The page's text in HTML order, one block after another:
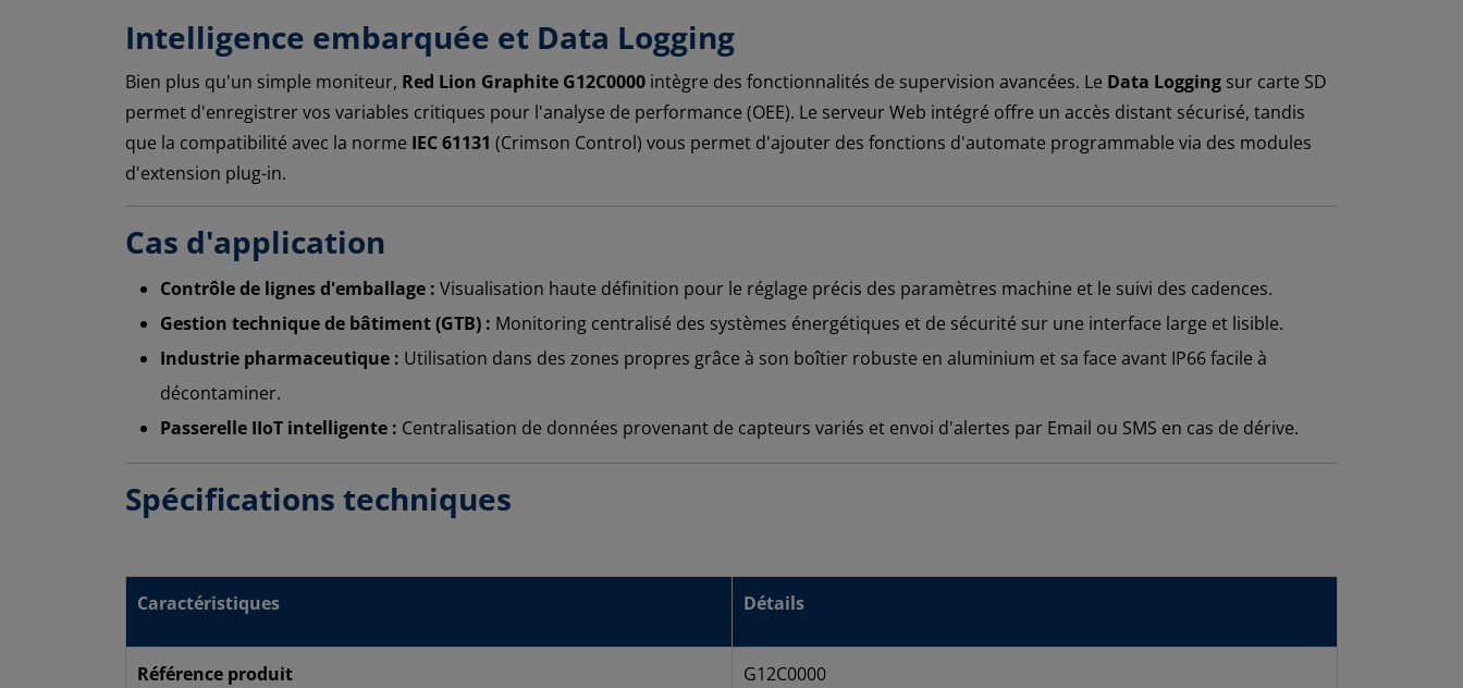
Intelligence embarquée et Data Logging
Bien plus qu'un simple moniteur, Red Lion Graphite G12C0000 intègre des fonctionnalités de supervision avancées. Le Data Logging sur carte SD
permet d'enregistrer vos variables critiques pour l'analyse de performance (OEE). Le serveur Web intégré offre un accès distant sécurisé, tandis
que la compatibilité avec la norme IEC 61131 (Crimson Control) vous permet d'ajouter des fonctions d'automate programmable via des modules
d'extension plug-in.
Cas d'application
Contrôle de lignes d'emballage : Visualisation haute définition pour le réglage précis des paramètres machine et le suivi des cadences.
Gestion technique de bâtiment (GTB) : Monitoring centralisé des systèmes énergétiques et de sécurité sur une interface large et lisible.
Industrie pharmaceutique : Utilisation dans des zones propres grâce à son boîtier robuste en aluminium et sa face avant IP66 facile à
décontaminer.
Passerelle IIoT intelligente : Centralisation de données provenant de capteurs variés et envoi d'alertes par Email ou SMS en cas de dérive.
Spécifications techniques
Caractéristiques Détails
Référence produit G12C0000